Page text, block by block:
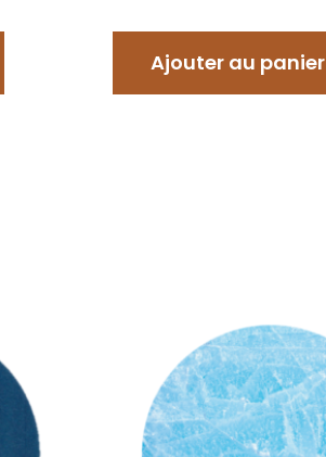
Ajouter au panier